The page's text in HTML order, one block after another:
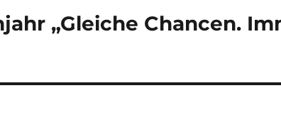
„Gleiche Chancen.